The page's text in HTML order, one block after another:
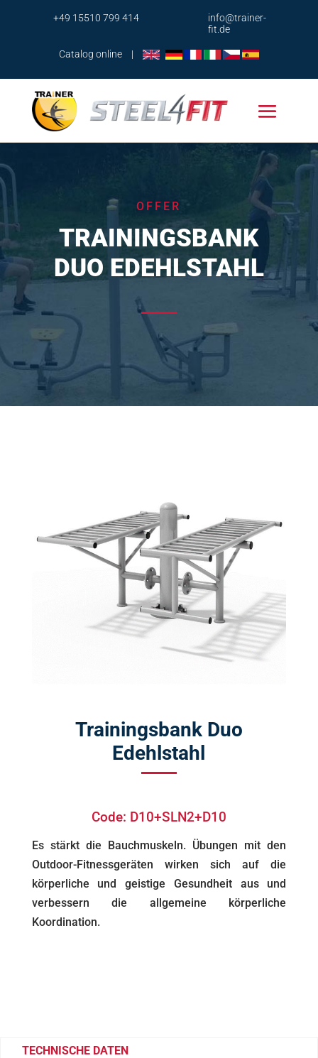
+49 15510 799 414
info@trainer-
fit.de
Catalog online |
OFFER
TRAININGSBANK
DUO EDEHLSTAHL
Trainingsbank Duo
Edehlstahl
Code: D10+SLN2+D10
Es stärkt die Bauchmuskeln. Übungen mit den
Outdoor-Fitnessgeräten wirken sich auf die
körperliche und geistige Gesundheit aus und
verbessern die allgemeine körperliche
Koordination.
TECHNISCHE DATEN